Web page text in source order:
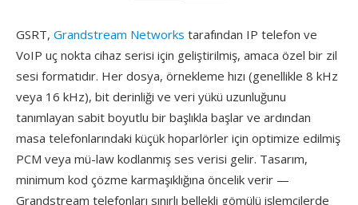
GSRT, Grandstream Networks tarafından IP telefon ve
VoIP uç nokta cihaz serisi için geliştirilmiş, amaca özel bir zil
sesi formatıdır. Her dosya, örnekleme hızı (genellikle 8 kHz
veya 16 kHz), bit derinliği ve veri yükü uzunluğunu
tanımlayan sabit boyutlu bir başlıkla başlar ve ardından
masa telefonlarındaki küçük hoparlörler için optimize edilmiş
PCM veya mü-law kodlanmış ses verisi gelir. Tasarım,
minimum kod çözme karmaşıklığına öncelik verir —
Grandstream telefonları sınırlı bellekli gömülü işlemcilerde